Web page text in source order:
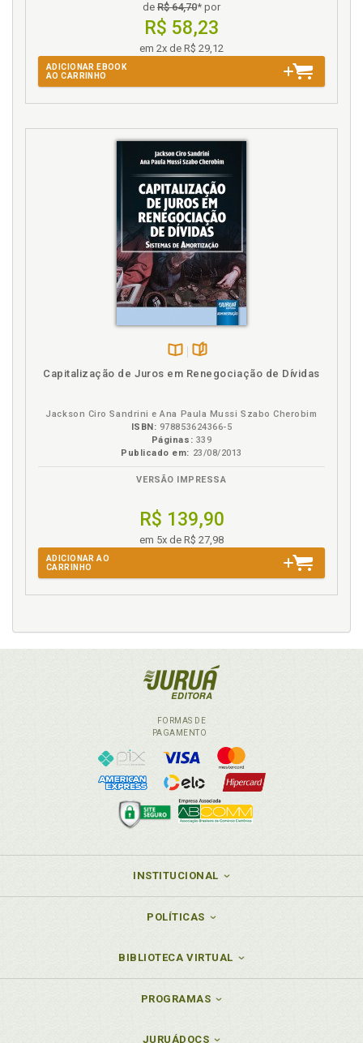
de R$ 64,70* por
R$ 58,23
em 2x de R$ 29,12
ADICIONAR EBOOK
AO CARRINHO
Capitalização de Juros em Renegociação de Dívidas
Jackson Ciro Sandrini e Ana Paula Mussi Szabo Cherobim
ISBN: 978853624366-5
Páginas: 339
Publicado em: 23/08/2013
VERSÃO IMPRESSA
R$ 139,90
em 5x de R$ 27,98
ADICIONAR AO
CARRINHO
FORMAS DE
PAGAMENTO
INSTITUCIONAL
POLÍTICAS
BIBLIOTECA VIRTUAL
PROGRAMAS
JURUÁDOCS